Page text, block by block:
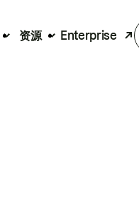
资源 Enterprise